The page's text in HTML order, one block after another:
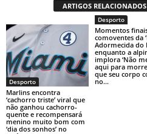
ARTIGOS RELACIONADOS
Desporto
Marlins encontra
‘cachorro triste’ viral que
não ganhou cachorro-
quente e recompensará
menino muito bom com
‘dia dos sonhos’ no
Desporto
Momentos
comoventes da
Adormecida do
enquanto a
implora ‘Não
aqui para
que seu corpo
no...